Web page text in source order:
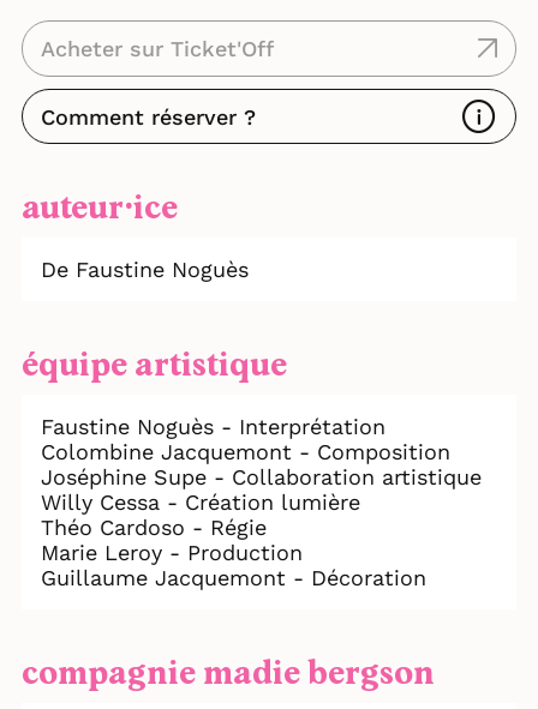
Acheter sur Ticket'Off
Comment réserver ?
auteur⸱ice
De Faustine Noguès
équipe artistique
Faustine Noguès - Interprétation
Colombine Jacquemont - Composition
Joséphine Supe - Collaboration artistique
Willy Cessa - Création lumière
Théo Cardoso - Régie
Marie Leroy - Production
Guillaume Jacquemont - Décoration
compagnie madie bergson